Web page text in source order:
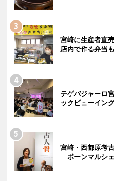
宮崎に生産者直
店内で作る弁当も
テゲバジャーロ
ックビューイン
宮崎・西都原考
ボーンマルシ